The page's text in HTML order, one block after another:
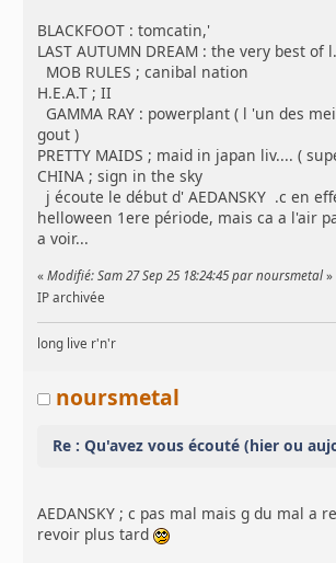
BLACKFOOT : tomcatin,'
LAST AUTUMN DREAM : the very best of
MOB RULES ; canibal nation
H.E.A.T ; II
GAMMA RAY : powerplant ( l 'un des
gout )
PRETTY MAIDS ; maid in japan liv.... (
CHINA ; sign in the sky
j écoute le début d' AEDANSKY .c en
helloween 1ere période, mais ca a l'air
a voir...
«Modifié: Sam 27 Sep 25 18:24:45 par noursmetal»
IP archivée
long live r'n'r
noursmetal
Re : Qu'avez vous écouté (hier ou
AEDANSKY ; c pas mal mais g du mal a
revoir plus tard